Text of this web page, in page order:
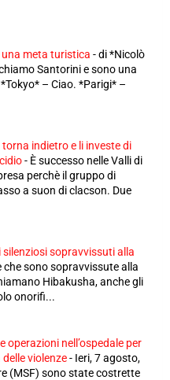
meta turistica -di *Nicolò
Santorini e sono una
– Ciao. *Parigi* –
indietro e li investe di
- È successo nelle Valli di
perchè il gruppo di
a suon di clacson. Due
sopravvissuti alla
che sono sopravvissute alla
Hibakusha, anche gli
onorifi...
operazioni nell’ospedale per
violenze- Ieri, 7 agosto,
(MSF) sono state costrette